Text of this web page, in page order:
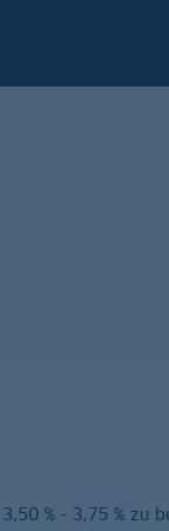
% - 3,75 % zu